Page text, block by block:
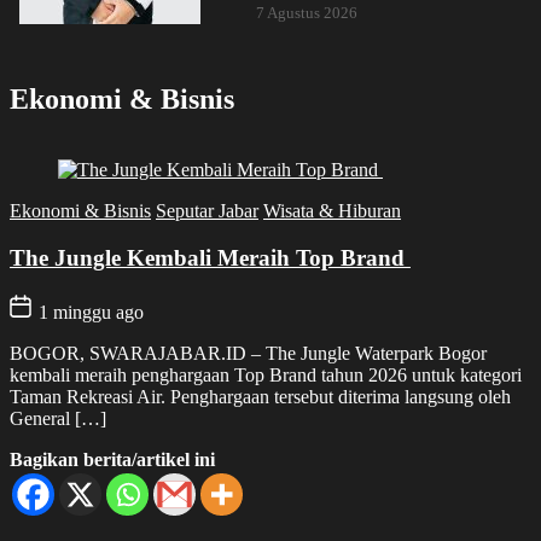
7 Agustus 2026
Bekasi Apresiasi Polres Metro
Bekasi, Perkuat Sinergi
Masyarakat dan Kepolisian Demi
7 Agustus 2026
H. Darissalam: Empat Periode
Kepercayaan kepada Putih Sari
Ekonomi & Bisnis
Ekonomi & Bisnis Seputar Jabar Wisata & Hiburan
The Jungle Kembali Meraih Top Brand
1 minggu ago
BOGOR, SWARAJABAR.ID – The Jungle Waterpark Bogor
kembali meraih penghargaan Top Brand tahun 2026 untuk kategori
Taman Rekreasi Air. Penghargaan tersebut diterima langsung oleh
General […]
Bagikan berita/artikel ini